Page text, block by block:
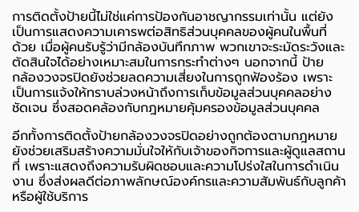
การติดตั้งป้ายนี้ไม่ใช่แค่การป้องกันอาชญากรรมเท่านั้น แต่ยัง
เป็นการแสดงความเคารพต่อสิทธิส่วนบุคคลของผู้คนในพื้นที่
ด้วย เมื่อผู้คนรับรู้ว่ามีกล้องบันทึกภาพ พวกเขาจะระมัดระวังและ
ตัดสินใจได้อย่างเหมาะสมในการกระทำต่างๆ นอกจากนี้ ป้าย
กล้องวงจรปิดยังช่วยลดความเสี่ยงในการถูกฟ้องร้อง เพราะ
เป็นการแจ้งให้ทราบล่วงหน้าถึงการเก็บข้อมูลส่วนบุคคลอย่าง
ชัดเจน ซึ่งสอดคล้องกับกฎหมายคุ้มครองข้อมูลส่วนบุคคล
อีกทั้งการติดตั้งป้ายกล้องวงจรปิดอย่างถูกต้องตามกฎหมาย
ยังช่วยเสริมสร้างความมั่นใจให้กับเจ้าของกิจการและผู้ดูแลสถาน
ที่ เพราะแสดงถึงความรับผิดชอบและความโปร่งใสในการดำเนิน
งาน ซึ่งส่งผลดีต่อภาพลักษณ์องค์กรและความสัมพันธ์กับลูกค้า
หรือผู้ใช้บริการ